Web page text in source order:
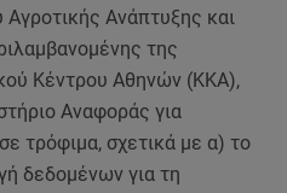
Ανάπτυξης και
της
Κέντρου Αθηνών (ΚΚΑ),
Αναφοράς για
τρόφιμα, σχετικά με α) το
δεδομένων για τη